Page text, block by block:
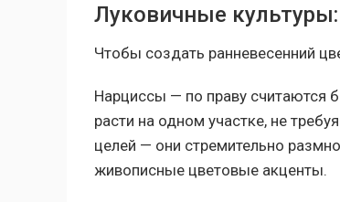
Луковичные
Чтобы создать ранневесенний
Нарциссы — по праву считаются
расти на одном участке, не
целей — они стремительно
живописные цветовые акценты.